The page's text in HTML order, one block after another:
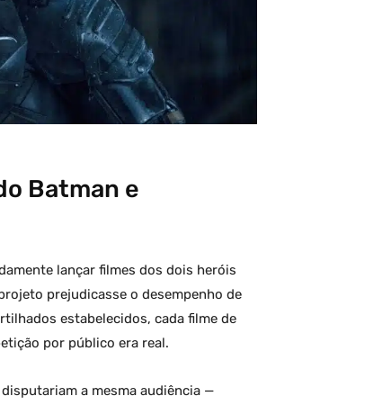
Batman e
lançar filmes dos dois heróis
prejudicasse o desempenho de
estabelecidos, cada filme de
por público era real.
a mesma audiência —